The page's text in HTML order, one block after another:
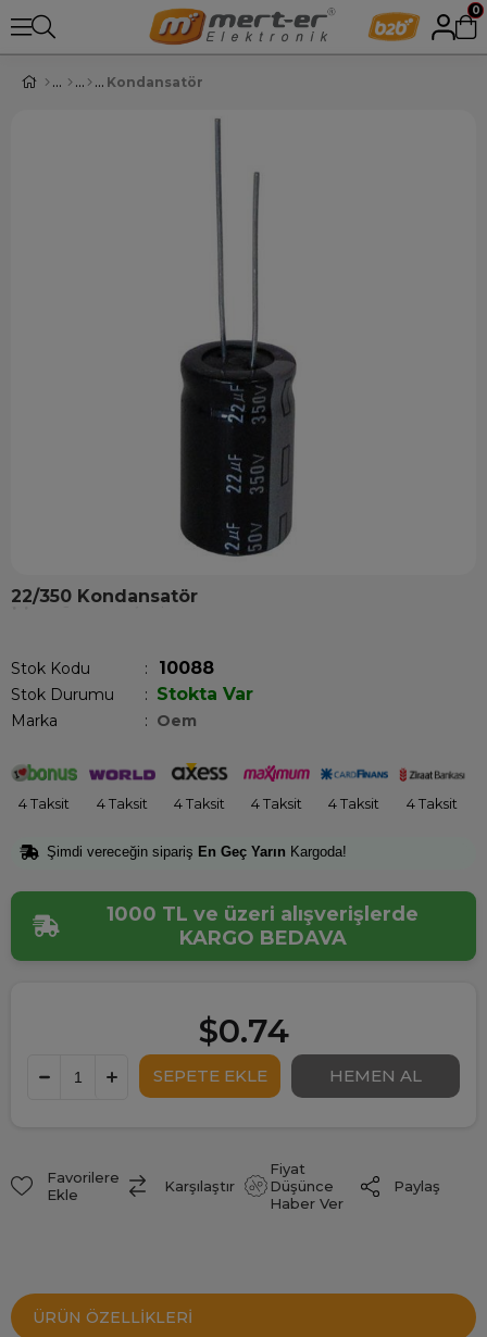
0
Kondansatör
22/350 Kondansatör
Stok Kodu 10088
Stok Durumu : Stokta Var
Marka : Oem
4 Taksit 4 Taksit 4 Taksit 4 Taksit 4 Taksit 4 Taksit
Şimdi vereceğin sipariş En Geç Yarın Kargoda!
1000 TL ve üzeri alışverişlerde
KARGO BEDAVA
$0.74
Favorilere
Ekle
Karşılaştır
Fiyat
Düşünce
Haber Ver
Paylaş
ÜRÜN ÖZELLIKLERI